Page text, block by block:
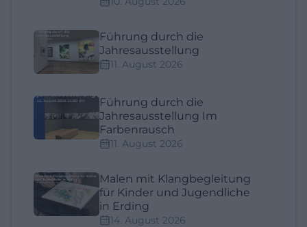
Führung durch die
Jahresausstellung
11. August 2026
Führung durch die
Jahresausstellung Im
Farbenrausch
11. August 2026
Malen mit Klangbegleitung
für Kinder und Jugendliche
in Erding
14. August 2026